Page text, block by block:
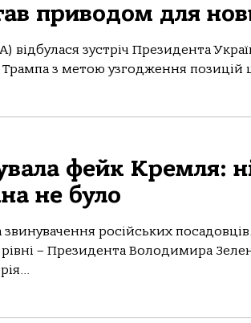
приводом для
відбулася зустріч Президента
з метою узгодження позицій
фейк Кремля:
не було
російських
– Президента Володимира